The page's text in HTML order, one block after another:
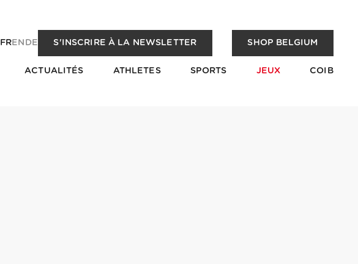
FREN DE S'INSCRIRE À LA NEWSLETTER SHOP BELGIUM
ACTUALITÉS ATHLETES SPORTS JEUX COIB